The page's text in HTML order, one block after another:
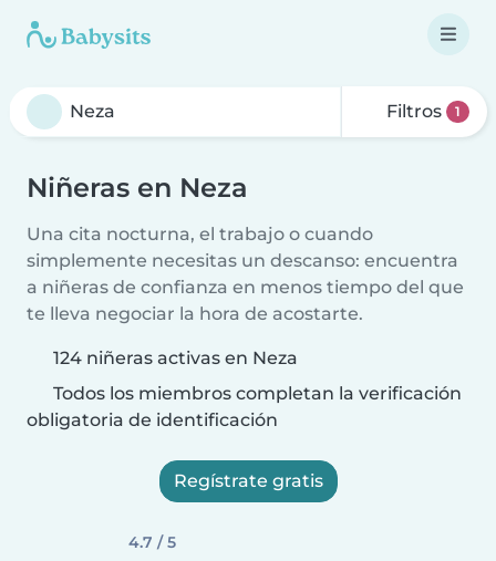
Filtros 1
Niñeras en Neza
Una cita nocturna, el trabajo o cuando
simplemente necesitas un descanso: encuentra
a niñeras de confianza en menos tiempo del que
te lleva negociar la hora de acostarte.
124 niñeras activas en Neza
Todos los miembros completan la verificación
obligatoria de identificación
Regístrate gratis
4.7 / 5